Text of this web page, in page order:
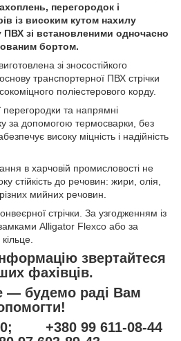
перегородок і
із високим кутом нахилу
ПВХ зі встановленими одночасно
бортом.
зі зносостійкого
транспортерної ПВХ стрічки
поліестерового корду.
перегородки та напрямні
за допомогою термосварки, без
високу міцність і надійність
в харчовій промисловості не
стійкість до речовин: жири, олія,
мийних речовин.
стрічки. За узгодженням із
Alligator Flexco або за
звертайтеся
фахівців.
— будемо раді Вам
+380 99 611-08-44